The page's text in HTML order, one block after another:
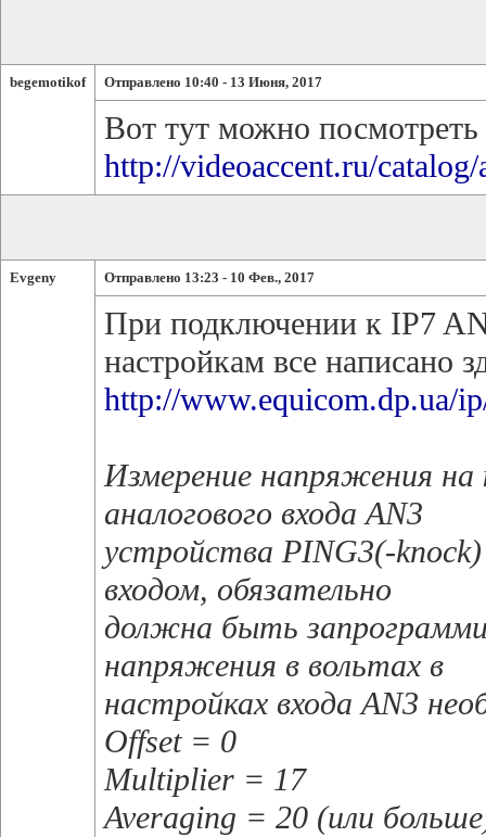
begemotikof Отправлено 10:40 - 13 Июня, 2017
Вот тут можно посмотреть
http://videoaccent.ru/
Evgeny Отправлено 13:23 - 10 Фев., 2017
При подключении к IP7
настройкам все написано
http://www.equicom.dp.ua/
Измерение напряжения
аналогового входа AN3
устройства PING3(-
входом, обязательно
должна быть
напряжения в вольтах в
настройках входа AN3
Offset = 0
Multiplier = 17
Averaging = 20 (или